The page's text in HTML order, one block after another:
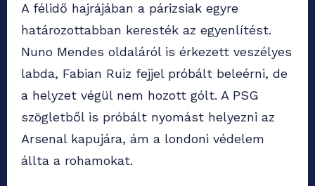
A félidő hajrájában a párizsiak egyre
határozottabban keresték az egyenlítést.
Nuno Mendes oldaláról is érkezett veszélyes
labda, Fabian Ruiz fejjel próbált beleérni, de
a helyzet végül nem hozott gólt. A PSG
szögletből is próbált nyomást helyezni az
Arsenal kapujára, ám a londoni védelem
állta a rohamokat.